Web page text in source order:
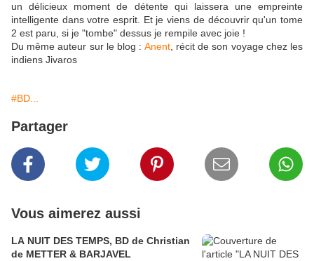
un délicieux moment de détente qui laissera une empreinte
intelligente dans votre esprit. Et je viens de découvrir qu'un tome
2 est paru, si je "tombe" dessus je rempile avec joie !
Du même auteur sur le blog : Anent, récit de son voyage chez les
indiens Jivaros
#BD...
Partager
Vous aimerez aussi
LA NUIT DES TEMPS, BD de Christian
de METTER & BARJAVEL